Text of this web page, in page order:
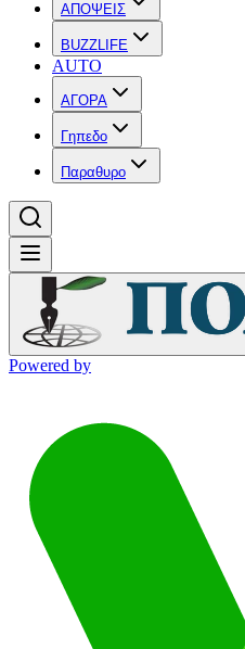
ΑΠΟΨΕΙΣ
BUZZLIFE
AUTO
ΑΓΟΡΑ
Γηπεδο
Παραθυρο
Powered by